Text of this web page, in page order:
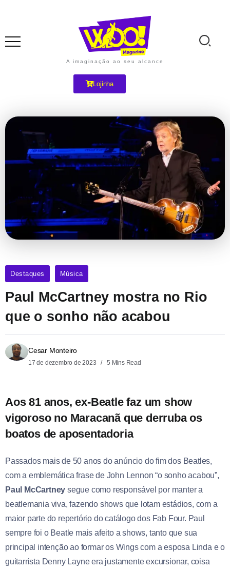
A imaginação ao seu alcance
Lojinha
Destaques Música
Paul McCartney mostra no Rio
que o sonho não acabou
Cesar Monteiro
17 de dezembro de 2023 5 Mins Read
Aos 81 anos, ex-Beatle faz um show
vigoroso no Maracanã que derruba os
boatos de aposentadoria
Passados mais de 50 anos do anúncio do fim dos Beatles,
com a emblemática frase de John Lennon “o sonho acabou”,
Paul McCartney segue como responsável por manter a
beatlemania viva, fazendo shows que lotam estádios, com a
maior parte do repertório do catálogo dos Fab Four. Paul
sempre foi o Beatle mais afeito a shows, tanto que sua
principal intenção ao formar os Wings com a esposa Linda e o
guitarrista Denny Layne era justamente excursionar, coisa